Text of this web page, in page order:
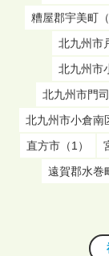
糟屋郡宇美町（
北九州市
北九州市
北九州市門司
北九州市小倉南
直方市（1）
遠賀郡水巻